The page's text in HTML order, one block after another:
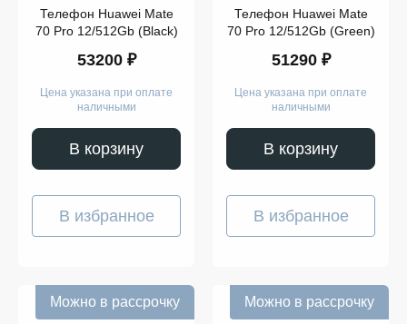
Телефон Huawei Mate
70 Pro 12/512Gb (Black)
53200 ₽
Цена указана при оплате
наличными
В корзину
В избранное
Телефон Huawei Mate
70 Pro 12/512Gb (Green)
51290 ₽
Цена указана при оплате
наличными
В корзину
В избранное
Можно в рассрочку Можно в рассрочку